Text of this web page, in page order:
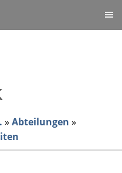
» Abteilungen »